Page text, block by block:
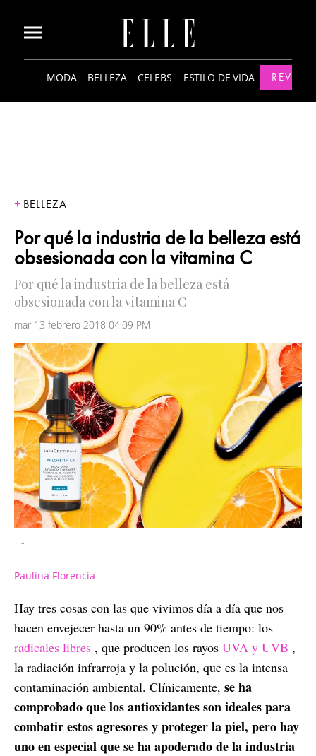
MODA BELLEZA CELEBS ESTILO DE VIDA
BELLEZA
Por qué la industria de la belleza está
obsesionada con la vitamina C
Por qué la industria de la belleza está
obsesionada con la vitamina C
mar 13 febrero 2018 04:09 PM
-
Paulina Florencia
Hay tres cosas con las que vivimos día a día que nos
hacen envejecer hasta un 90% antes de tiempo: los
radicales libres , que producen los rayos UVA y UVB ,
la radiación infrarroja y la polución, que es la intensa
contaminación ambiental. Clínicamente, se ha
comprobado que los antioxidantes son ideales para
combatir estos agresores y proteger la piel, pero hay
uno en especial que se ha apoderado de la industria